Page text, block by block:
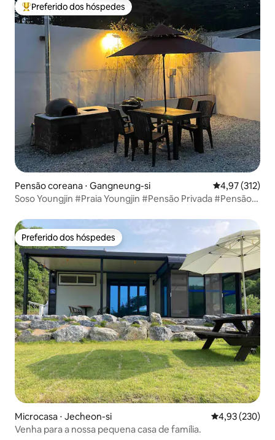
Entre os melhores preferidos dos hóspedes
Preferido dos hóspedes
Pensão coreana ⋅ Gangneung-si 4,97 de uma
4,97 (312)
Soso Youngjin #Praia Youngjin #Pensão Privada #Pensão
Amplo #Gangneung
Preferido dos hóspedes
Preferido dos hóspedes
Microcasa ⋅ Jecheon-si 4,93 de uma
4,93 (230)
Venha para a nossa pequena casa de família.